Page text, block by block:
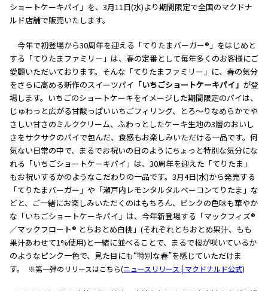
ショートケーキパイ」を、3月11日(水)より期間限定で全国のマクドナ
ルド店舗で販売いたします。
今年で初登場から30周年を迎える「てりたまバーガー®」をはじめと
する「てりたまファミリー」は、春の定番として毎年多くのお客様にご
愛顧いただいております。そんな「てりたまファミリー」に、春の気分
をさらに高める新作のスイーツパイ 「いちごショートケーキパイ」 が登
場します。いちごのショートケーキをイメージした期間限定のパイは、
じゅわっと広がる甘酸っぱいいちごフィリング、とろ～りなめらかでや
さしい甘さのミルククリーム、ふわっとしたケーキ生地の3層のおいし
さをサクサクのパイで包んだ、食感もお楽しみいただける一品です。何
気ない日常の中で、まるでお祝いの日のようにちょっと特別な気分にな
れる「いちごショートケーキパイ」は、30周年を迎えた「てりたま」
もお祝いするかのようなこだわりの一品です。3月4日(水)から発売する
「てりたまバーガー」や「瀬戸内レモンタルタルベーコンてりたま」な
どと、ご一緒にお楽しみいただくのはもちろん、ピンクの色味も華やか
な「いちごショートケーキパイ」は、今年新登場する「マックフィズ®
／マックフロート® とちおとめ白桃」(それぞれとちおとめ果汁、もも
果汁あわせて1%使用)と一緒に並べることで、まるで桜が咲いているか
のようなピンク一色で、見た目にも“特別な春”を感じていただけま
す。
※第一弾のリリースはこちら(ニュースリリース | マクドナルド公式)